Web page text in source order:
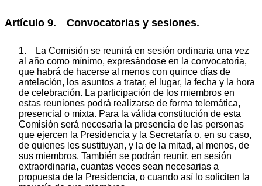
Artículo 9. Convocatorias y sesiones.
1. La Comisión se reunirá en sesión ordinaria una vez
al año como mínimo, expresándose en la convocatoria,
que habrá de hacerse al menos con quince días de
antelación, los asuntos a tratar, el lugar, la fecha y la hora
de celebración. La participación de los miembros en
estas reuniones podrá realizarse de forma telemática,
presencial o mixta. Para la válida constitución de esta
Comisión será necesaria la presencia de las personas
que ejercen la Presidencia y la Secretaría o, en su caso,
de quienes les sustituyan, y la de la mitad, al menos, de
sus miembros. También se podrán reunir, en sesión
extraordinaria, cuantas veces sean necesarias a
propuesta de la Presidencia, o cuando así lo soliciten la